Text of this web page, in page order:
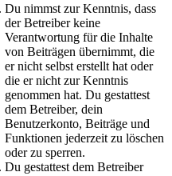
Du nimmst zur Kenntnis, dass
der Betreiber keine
Verantwortung für die Inhalte
von Beiträgen übernimmt, die
er nicht selbst erstellt hat oder
die er nicht zur Kenntnis
genommen hat. Du gestattest
dem Betreiber, dein
Benutzerkonto, Beiträge und
Funktionen jederzeit zu löschen
oder zu sperren.
Du gestattest dem Betreiber